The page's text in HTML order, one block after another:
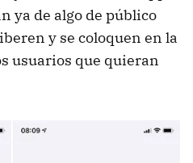
ya de algo de público
y se coloquen en la
usuarios que quieran